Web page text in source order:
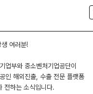
여러분!
업부와 중소벤처기업공단이
인 해외진출, 수출 전문 플랫폼
전하는 소식입니다.